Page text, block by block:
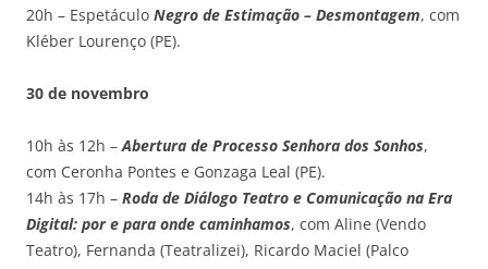
20h – Espetáculo Negro de Estimação – Desmontagem, com
Kléber Lourenço (PE).
30 de novembro
10h às 12h –Abertura de Processo Senhora dos Sonhos,
com Ceronha Pontes e Gonzaga Leal (PE).
14h às 17h – Roda de Diálogo Teatro e Comunicação na Era
Digital: por e para onde caminhamos, com Aline (Vendo
Teatro), Fernanda (Teatralizei), Ricardo Maciel (Palco